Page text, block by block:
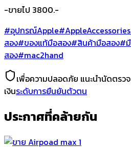
-ขายไป 3800.-
#อุปกรณ์Apple#AppleAccessories
สอง#ของแท้มือสอง#สินค้ามือสอง#
สอง#mac2hand
เพื่อความปลอดภัย แนะนำนัดตรว
เงินระดับการยืนยันตัวตน
ประกาศที่คล้ายกัน